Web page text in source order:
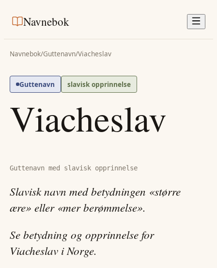
Navnebok
Navnebok/Guttenavn/Viacheslav
Guttenavn slavisk opprinnelse
Viacheslav
Guttenavn med slavisk opprinnelse
Slavisk navn med betydningen «større
ære» eller «mer berømmelse».
Se betydning og opprinnelse for
Viacheslav i Norge.